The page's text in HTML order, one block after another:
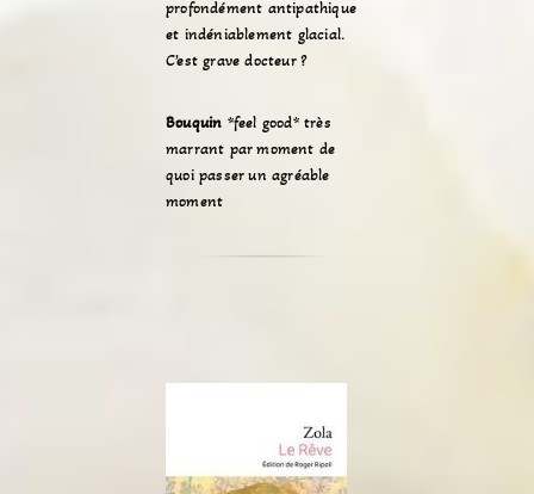
profondément antipathique
et indéniablement glacial.
C’est grave docteur ?
Bouquin *feel good* très
marrant par moment de
quoi passer un agréable
moment